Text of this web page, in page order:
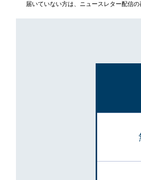
届いていない方は、ニュースレター配信